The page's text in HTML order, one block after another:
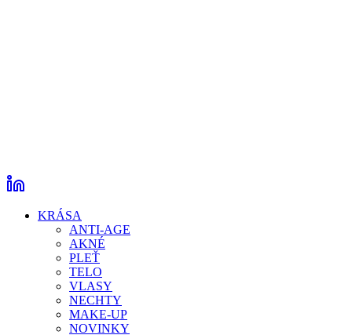
KRÁSA
ANTI-AGE
AKNÉ
PLEŤ
TELO
VLASY
NECHTY
MAKE-UP
NOVINKY